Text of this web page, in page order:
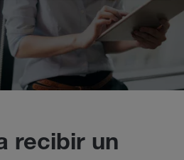
recibir un